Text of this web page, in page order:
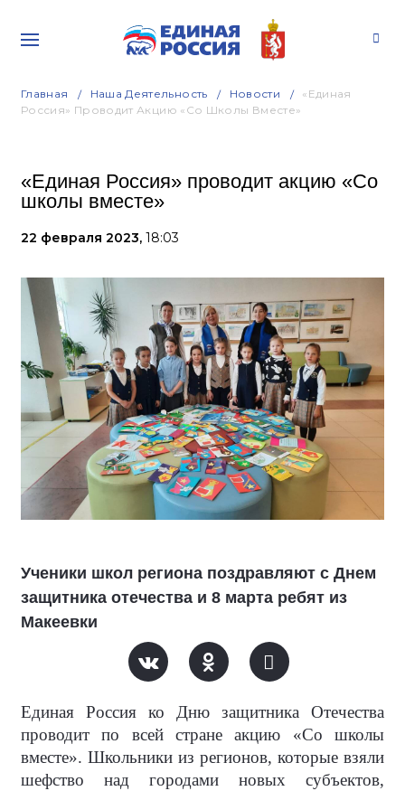
Главная Наша Деятельность Новости
«Единая
Россия» Проводит Акцию «Со Школы Вместе»
«Единая Россия» проводит акцию «Со
школы вместе»
22 февраля 2023, 18:03
Ученики школ региона поздравляют с Днем
защитника отечества и 8 марта ребят из
Макеевки
Единая Россия ко Дню защитника Отечества
проводит по всей стране акцию «Со школы
вместе». Школьники из регионов, которые взяли
шефство над городами новых субъектов,